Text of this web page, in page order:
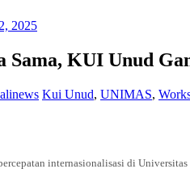
2025
Sama, KUI Unud
Kui Unud, UNIMAS,
internasionalisasi di